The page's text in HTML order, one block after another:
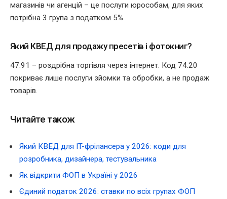
магазинів чи агенцій – це послуги юрособам, для яких
потрібна 3 група з податком 5%.
Який КВЕД для продажу пресетів і фотокниг?
47.91 – роздрібна торгівля через інтернет. Код 74.20
покриває лише послуги зйомки та обробки, а не продаж
товарів.
Читайте також
Який КВЕД для IT-фрілансера у 2026: коди для
розробника, дизайнера, тестувальника
Як відкрити ФОП в Україні у 2026
Єдиний податок 2026: ставки по всіх групах ФОП